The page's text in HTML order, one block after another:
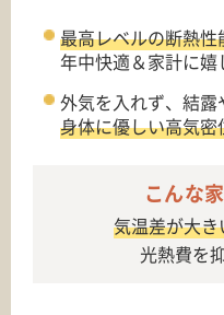
最高レベルの断熱性
年中快適＆家計に
外気を入れず、結露
身体に優しい高気密
こんな
気温差が大
光熱費を